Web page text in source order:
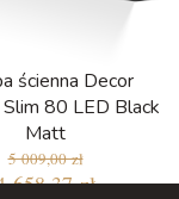
ścienna Decor
80 LED Black
Matt
5 009,00 zł
658,37 zł